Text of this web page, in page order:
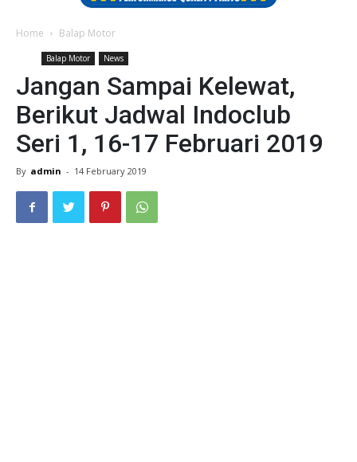
Home Balap Motor
Balap Motor News
Jangan Sampai Kelewat,
Berikut Jadwal Indoclub
Seri 1, 16-17 Februari 2019
By admin - 14 February 2019